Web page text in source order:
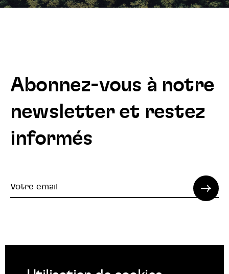
Abonnez-vous à notre
newsletter et restez
informés
Votre